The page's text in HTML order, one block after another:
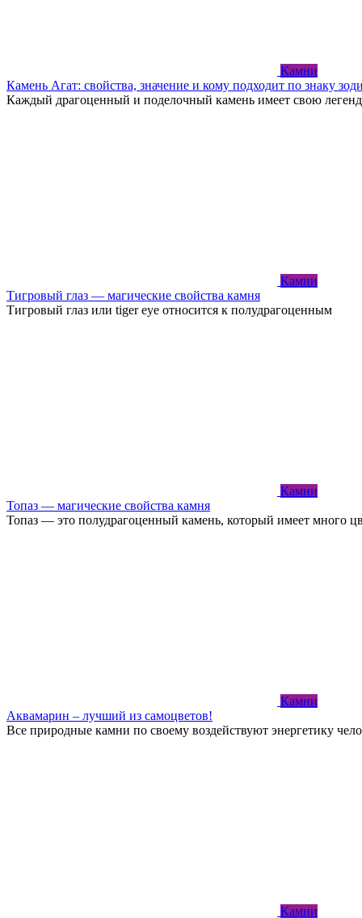
Камни
Камень Агат: свойства, значение и кому подходит по знаку
Каждый драгоценный и поделочный камень имеет свою
Камни
Тигровый глаз — магические свойства камня
Тигровый глаз или tiger eye относится к полудрагоценным
Камни
Топаз — магические свойства камня
Топаз — это полудрагоценный камень, который имеет много
Камни
Аквамарин – лучший из самоцветов!
Все природные камни по своему воздействуют энергетику
Камни